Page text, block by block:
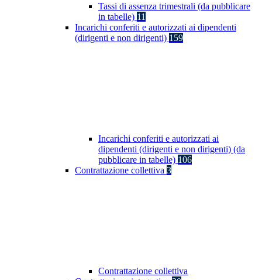
Tassi di assenza trimestrali (da pubblicare
in tabelle) 11
Incarichi conferiti e autorizzati ai dipendenti
(dirigenti e non dirigenti) 159
Incarichi conferiti e autorizzati ai
dipendenti (dirigenti e non dirigenti) (da
pubblicare in tabelle) 106
Contrattazione collettiva 3
Contrattazione collettiva